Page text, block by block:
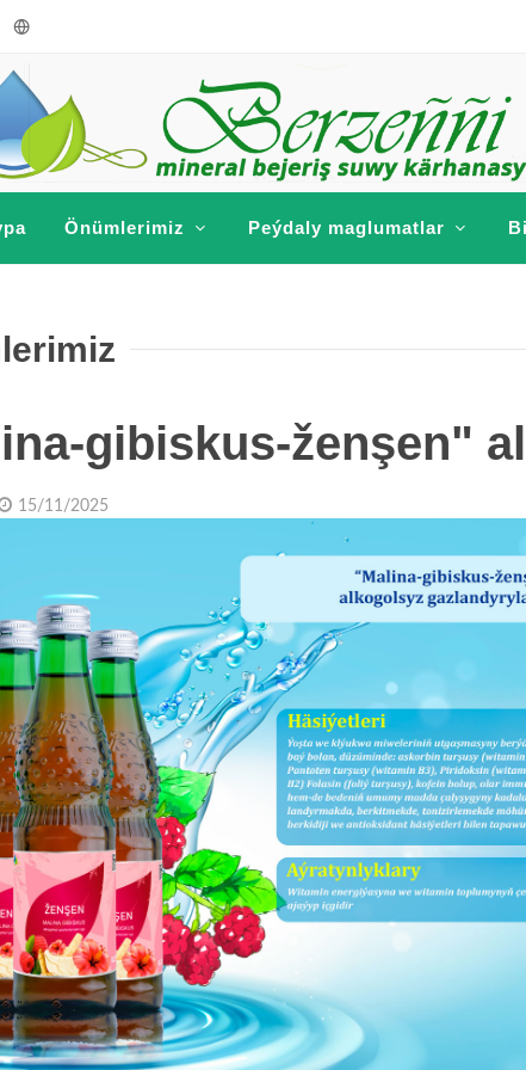
English
Önümlerimiz Peýdaly maglumatlar
gibiskus-ženşen"
15/11/2025